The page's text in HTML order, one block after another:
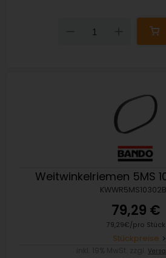
Down
Weitwinkelriemen 5MS
79,29 €
79,29€/pro Stück
Stückpreise